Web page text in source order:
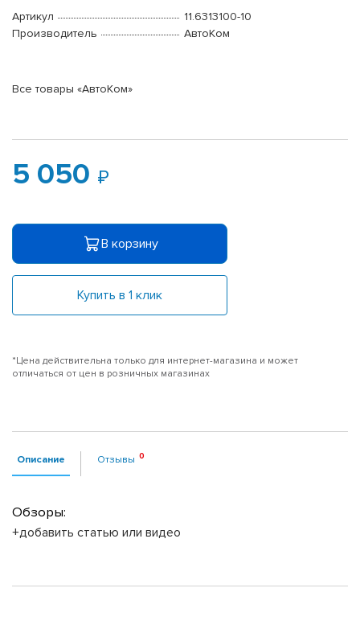
Артикул
11.6313100-10
Производитель
АвтоКом
Все товары «АвтоКом»
5 050
В корзину
Купить в 1 клик
*Цена действительна только для интернет-магазина и может
отличаться от цен в розничных магазинах
Описание Отзывы
Обзоры:
+добавить статью или видео